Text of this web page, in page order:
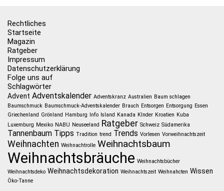
Rechtliches
Startseite
Magazin
Ratgeber
Impressum
Datenschutzerklärung
Folge uns auf
Schlagwörter
Advent Adventskalender Adventskranz Australien Baum schlagen
Baumschmuck Baumschmuck-Adventskalender Brauch Entsorgen Entsorgung Essen
Griechenland Grönland Hamburg Info Island Kanada KInder Kroatien Kuba
Luxemburg Mexiko NABU Neuseeland Ratgeber Schweiz Südamerika
Tannenbaum Tipps Tradition trend Trends Vorlesen Vorweihnachtszeit
Weihnachten Weihnachtrolle Weihnachtsbaum
Weihnachtsbräuche Weihnachtsbücher
Weihnachtsdeko Weihnachtsdekoration Weihnachtszeit Weihnahcten Wissen
Öko-Tanne